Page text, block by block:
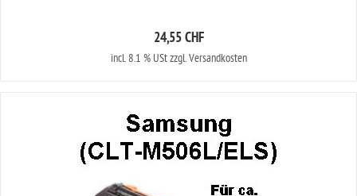
24,55 CHF
incl. 8.1 % USt zzgl. Versandkosten